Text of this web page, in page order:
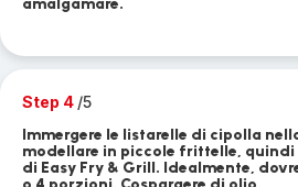
amalgamare.
Step 4 /5
Immergere le listarelle di cipolla
modellare in piccole frittelle,
di Easy Fry & Grill. Idealmente,